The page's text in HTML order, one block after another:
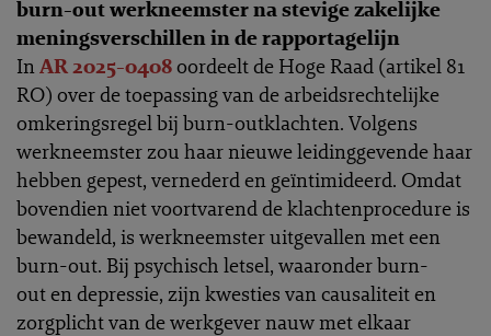
burn-out werkneemster na stevige zakelijke
meningsverschillen in de rapportagelijn
InAR 2025-0408oordeelt de Hoge Raad (artikel 81
RO) over de toepassing van de arbeidsrechtelijke
omkeringsregel bij burn-outklachten. Volgens
werkneemster zou haar nieuwe leidinggevende haar
hebben gepest, vernederd en geïntimideerd. Omdat
bovendien niet voortvarend de klachtenprocedure is
bewandeld, is werkneemster uitgevallen met een
burn-out. Bij psychisch letsel, waaronder burn-
out en depressie, zijn kwesties van causaliteit en
zorgplicht van de werkgever nauw met elkaar